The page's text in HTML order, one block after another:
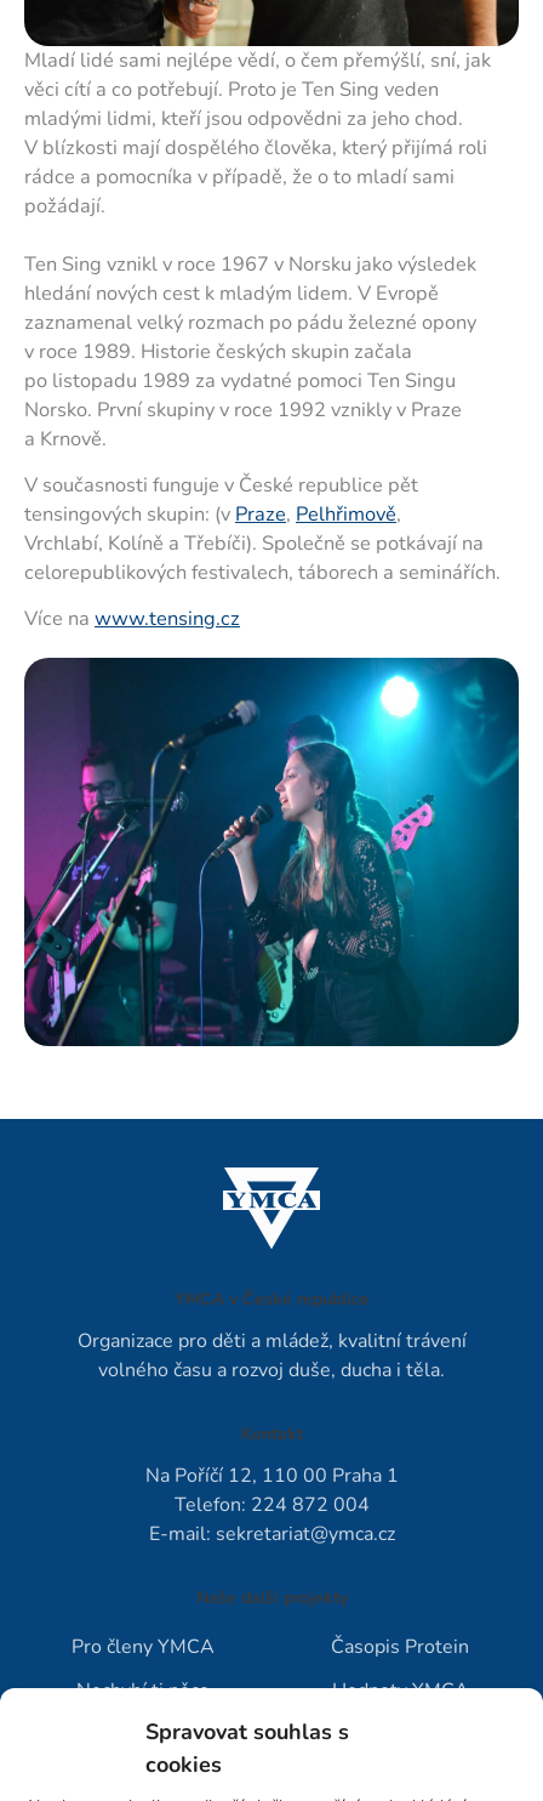
Spravovat souhlas s
cookies
Mladí lidé sami nejlépe vědí, o čem přemýšlí, sní, jak
věci cítí a co potřebují. Proto je Ten Sing veden
mladými lidmi, kteří jsou odpovědni za jeho chod.
V blízkosti mají dospělého člověka, který přijímá roli
rádce a pomocníka v případě, že o to mladí sami
požádají.
Ten Sing vznikl v roce 1967 v Norsku jako výsledek
hledání nových cest k mladým lidem. V Evropě
zaznamenal velký rozmach po pádu železné opony
v roce 1989. Historie českých skupin začala
po listopadu 1989 za vydatné pomoci Ten Singu
Norsko. První skupiny v roce 1992 vznikly v Praze
a Krnově.
V současnosti funguje v České republice pět
tensingových skupin: (v Praze, Pelhřimově,
Vrchlabí, Kolíně a Třebíči). Společně se potkávají na
celorepublikových festivalech, táborech a seminářích.
Více na www.tensing.cz
YMCA v České republice
Organizace pro děti a mládež, kvalitní trávení
volného času a rozvoj duše, ducha i těla.
Kontakt
Na Poříčí 12, 110 00 Praha 1
Telefon: 224 872 004
E-mail: sekretariat@ymca.cz
Naše další projekty
Pro členy YMCA
Nechybí ti něco
Jak vybrat tábor
Časopis Protein
Hodnoty YMCA
Blog YMCA